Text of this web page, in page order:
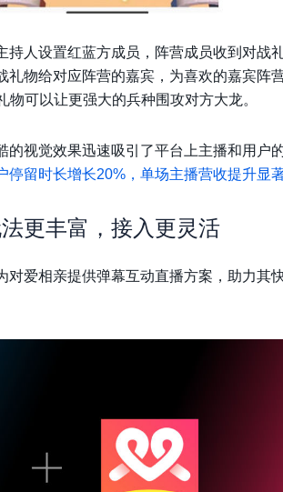
持人设置红蓝方成员，阵营成员收到对战
礼物给对应阵营的嘉宾，为喜欢的嘉宾阵
可以让更强大的兵种围攻对方大龙。
的视觉效果迅速吸引了平台上主播和用户
停留时长增长20%，单场主播营收提升显著
更丰富，接入更灵活
对爱相亲提供弹幕互动直播方案，助力其